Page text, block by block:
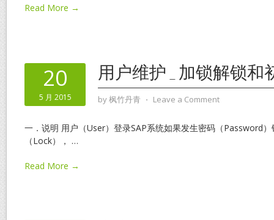
Read More →
20
5 月 2015
用户维护_加锁解锁和
by枫竹丹青 ⋅ Leave a Comment
一．说明 用户（User）登录SAP系统如果发生密码（Password
（Lock）， …
Read More →